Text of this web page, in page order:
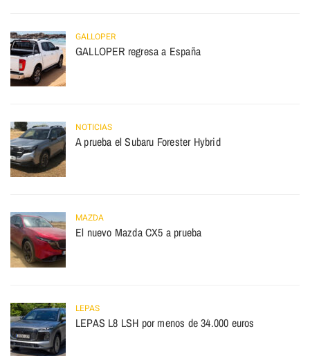
GALLOPER
GALLOPER regresa a España
NOTICIAS
A prueba el Subaru Forester Hybrid
MAZDA
El nuevo Mazda CX5 a prueba
LEPAS
LEPAS L8 LSH por menos de 34.000 euros